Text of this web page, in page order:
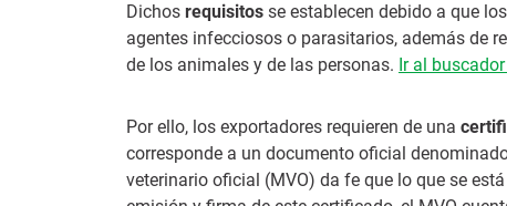
Dichos requisitos se establecen debido a que
agentes infecciosos o parasitarios, además de
de los animales y de las personas. Ir al
Por ello, los exportadores requieren de una
corresponde a un documento oficial
veterinario oficial (MVO) da fe que lo que se